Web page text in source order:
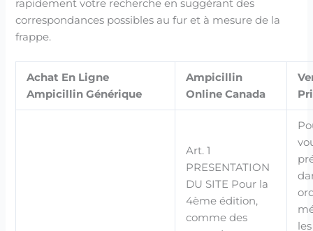
rapidement votre recherche en suggérant des
correspondances possibles au fur et à mesure de la
frappe.
Achat En Ligne
Ampicillin Générique
Ampicillin
Online Canada
Art. 1
PRESENTATION
DU SITE Pour la
4ème édition,
comme des
les